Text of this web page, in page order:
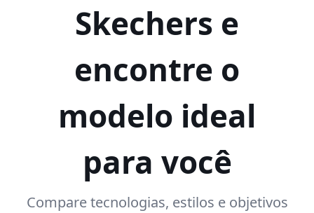
Skechers e
encontre o
modelo ideal
para você
Compare tecnologias, estilos e objetivos